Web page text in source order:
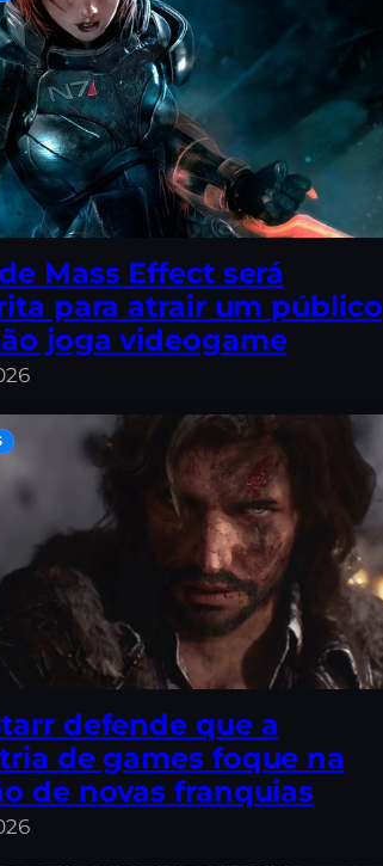
Mass Effect será
para atrair um público
joga videogame
defende que a
de games foque na
de novas franquias